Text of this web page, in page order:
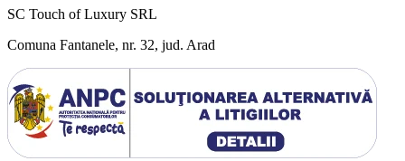
SC Touch of Luxury SRL
Comuna Fantanele, nr. 32, jud. Arad